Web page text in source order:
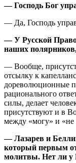
— Господь Бог
— Да, Господь
— У Русской
наших
— Вообще,
отсылку к
дореволюционные
рационального
силы, делает
присутствуют и в
между «могу» и «не
— Лазарев и
который первым
молитвы. Нет ли у